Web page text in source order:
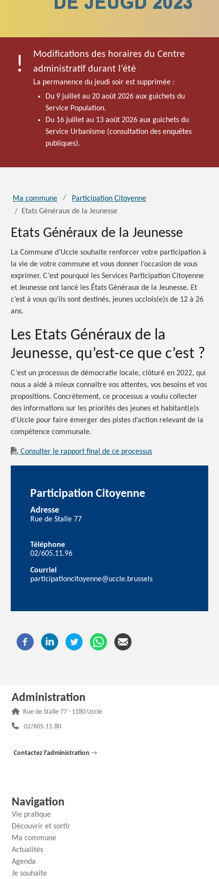
Modifications des horaires du Centre
administratif durant l’été
La permanence du jeudi soir est supprimée :
Du 9 juillet au 20 août 2026 aux guichets du
Service Population.
Du 16 juillet au 13 août 2026 aux guichets du
Service Urbanisme (consultation des enquêtes
publiques).
Ma commune
Participation Citoyenne
Etats Généraux de la Jeunesse
Etats Généraux de la Jeunesse
La Commune d’Uccle souhaite renforcer votre participation à
la vie de votre commune et vous donner l’occasion de vous
exprimer. C’est pourquoi les Services Participation Citoyenne
et Jeunesse ont lancé les États Généraux de la Jeunesse. Et
c’est à vous qu’ils sont destinés, jeunes ucclois(e)s de 12 à 26
ans.
Les Etats Généraux de la
Jeunesse, qu’est-ce que c’est ?
C’est un processus de démocratie locale, clôturé en 2022, qui
nous a aidé à mieux connaître vos attentes, vos besoins et vos
propositions. Concrètement, ce processus a voulu collecter
des informations sur les priorités des jeunes et habitant(e)s
d'Uccle pour faire émerger des pistes d’action relevant de la
compétence communale.
Consulter le rapport final de ce processus
Participation Citoyenne
Adresse
Rue de Stalle 77
Téléphone
02/605.11.96
Courriel
participationcitoyenne@uccle.brussels
Administration
Adresse :
Rue de Stalle 77 - 1180 Uccle
Téléphone :
02/605.11.80
Contactez l'administration →
Navigation
Vie pratique
Découvrir et sortir
Ma commune
Actualités
Agenda
Je souhaite